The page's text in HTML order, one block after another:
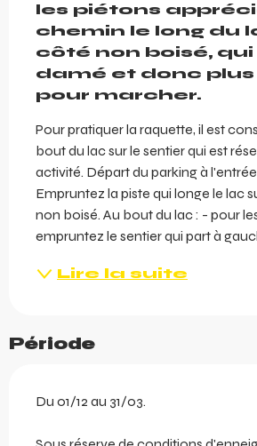
les piétons
chemin le long du
côté non boisé,
damé et donc
pour marcher.
Pour pratiquer la raquette, il est
bout du lac sur le sentier qui est
activité. Départ du parking à
Empruntez la piste qui longe le lac
non boisé. Au bout du lac : - pour
empruntez le sentier qui part à
Lire la suite
Période
Du 01/12 au 31/03.